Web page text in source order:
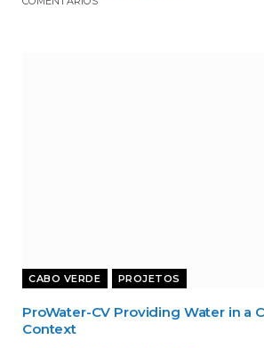
CABO VERDE PROJETOS
ProWater-CV Providing Water in a
Context